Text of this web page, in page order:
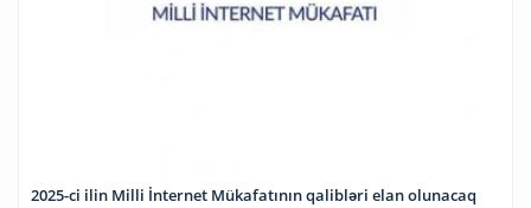
2025-ci ilin Milli İnternet Mükafatının qalibləri elan olunacaq